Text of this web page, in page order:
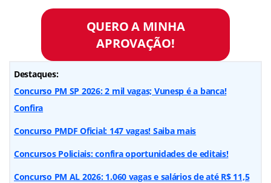
QUERO A MINHA
APROVAÇÃO!
Destaques:
Concurso PM SP 2026: 2 mil vagas; Vunesp é a banca!
Confira
Concurso PMDF Oficial: 147 vagas! Saiba mais
Concursos Policiais: confira oportunidades de editais!
Concurso PM AL 2026: 1.060 vagas e salários de até R$ 11,5